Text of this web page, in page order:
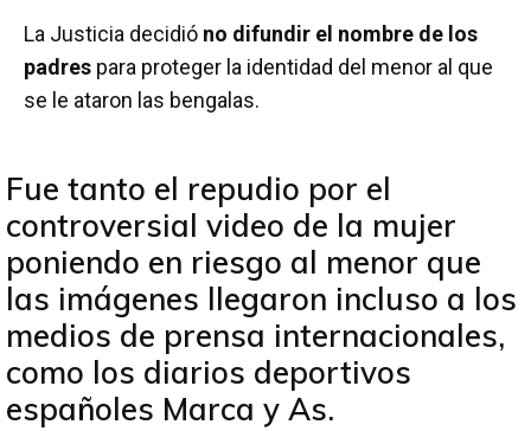
La Justicia decidió no difundir el nombre de los
padres para proteger la identidad del menor al que
se le ataron las bengalas.
Fue tanto el repudio por el
controversial video de la mujer
poniendo en riesgo al menor que
las imágenes llegaron incluso a los
medios de prensa internacionales,
como los diarios deportivos
españoles Marca y As.